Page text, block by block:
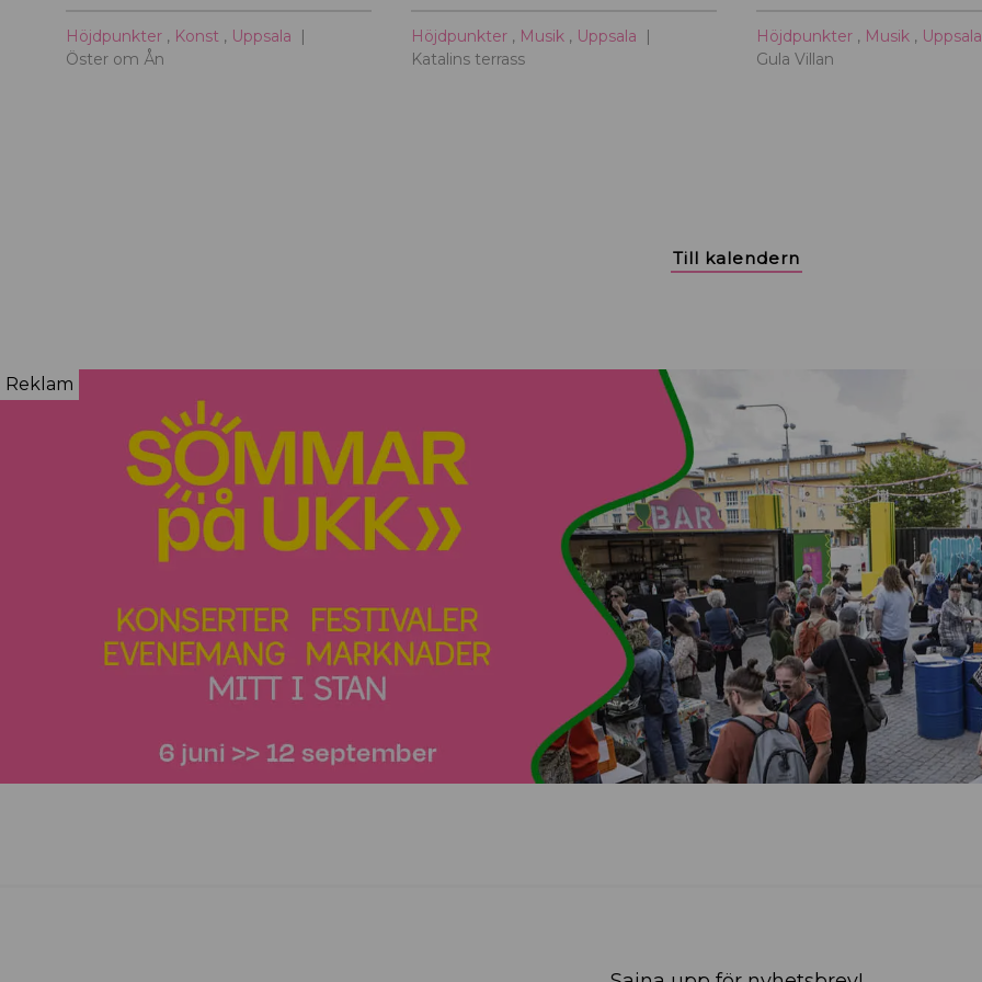
Höjdpunkter , Konst , Uppsala
Öster om Ån
Höjdpunkter , Musik , Uppsala
Katalins terrass
Höjdpunkter , Musik , Uppsala
Gula Villan
Till kalendern
Reklam